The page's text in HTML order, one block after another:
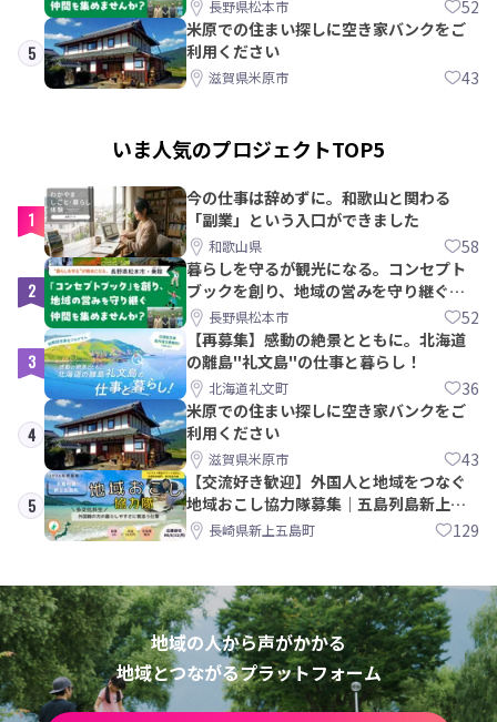
長野県松本市 52
5
米原での住まい探しに空き家バンクをご
利用ください
滋賀県米原市 43
いま人気のプロジェクトTOP5
1
今の仕事は辞めずに。和歌山と関わる
「副業」という入口ができました
和歌山県 58
2
暮らしを守るが観光になる。コンセプト
ブックを創り、地域の営みを守り継ぐ仲
間を集めませんか？
長野県松本市 52
3
【再募集】感動の絶景とともに。北海道
の離島"礼文島"の仕事と暮らし！
北海道礼文町 36
4
米原での住まい探しに空き家バンクをご
利用ください
滋賀県米原市 43
5
【交流好き歓迎】外国人と地域をつなぐ
地域おこし協力隊募集｜五島列島新上五
島町長崎県新上五島町 129
地域の人から声がかかる
地域とつながるプラットフォーム